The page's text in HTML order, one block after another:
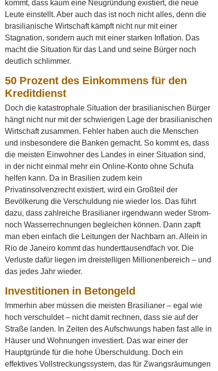
kommt, dass kaum eine Neugründung existiert, die neue
Leute einstellt. Aber auch das ist noch nicht alles, denn die
brasilianische Wirtschaft kämpft nicht nur mit einer
Stagnation, sondern auch mit einer starken Inflation. Das
macht die Situation für das Land und seine Bürger noch
deutlich schlimmer.
50 Prozent des Einkommens für den
Kreditdienst
Doch die katastrophale Situation der brasilianischen Bürger
hängt nicht nur mit der schwierigen Lage der brasilianischen
Wirtschaft zusammen. Fehler haben auch die Menschen
und insbesondere die Banken gemacht. So kommt es, dass
die meisten Einwohner des Landes in einer Situation sind,
in der nicht einmal mehr ein Online-Konto ohne Schufa
helfen kann. Da in Brasilien zudem kein
Privatinsolvenzrecht existiert, wird ein Großteil der
Bevölkerung die Verschuldung nie wieder los. Das führt
dazu, dass zahlreiche Brasilianer irgendwann weder Strom-
noch Wasserrechnungen begleichen können. Dann zapft
man eben einfach die Leitungen der Nachbarn an. Allein in
Rio de Janeiro kommt das hunderttausendfach vor. Die
Verluste dafür liegen im dreistelligen Millionenbereich – und
das jedes Jahr wieder.
Investitionen in Betongeld
Immerhin aber müssen die meisten Brasilianer – egal wie
hoch verschuldet – nicht damit rechnen, dass sie auf der
Straße landen. In Zeiten des Aufschwungs haben fast alle in
Häuser und Wohnungen investiert. Das war einer der
Hauptgründe für die hohe Überschuldung. Doch ein
effektives Vollstreckungssystem, das für Zwangsräumungen